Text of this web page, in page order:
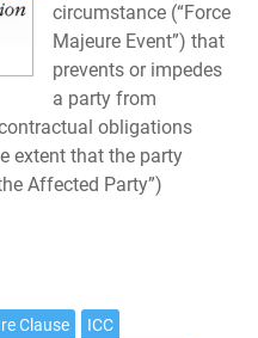
circumstance (“Force
Majeure Event”) that
prevents or impedes
a party from
obligations
extent that the party
Affected Party”)
Clause
ICC